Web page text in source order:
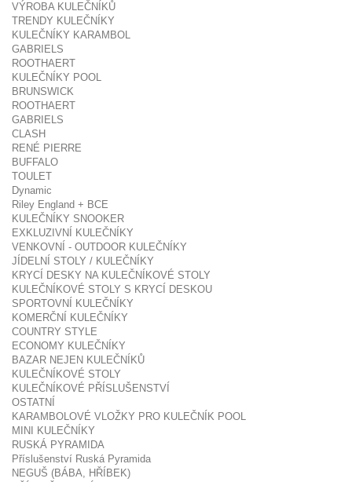
VÝROBA KULEČNÍKŮ
TRENDY KULEČNÍKY
KULEČNÍKY KARAMBOL
GABRIELS
ROOTHAERT
KULEČNÍKY POOL
BRUNSWICK
ROOTHAERT
GABRIELS
CLASH
RENÉ PIERRE
BUFFALO
TOULET
Dynamic
Riley England + BCE
KULEČNÍKY SNOOKER
EXKLUZIVNÍ KULEČNÍKY
VENKOVNÍ - OUTDOOR KULEČNÍKY
JÍDELNÍ STOLY / KULEČNÍKY
KRYCÍ DESKY NA KULEČNÍKOVÉ STOLY
KULEČNÍKOVÉ STOLY S KRYCÍ DESKOU
SPORTOVNÍ KULEČNÍKY
KOMERČNÍ KULEČNÍKY
COUNTRY STYLE
ECONOMY KULEČNÍKY
BAZAR NEJEN KULEČNÍKŮ
KULEČNÍKOVÉ STOLY
KULEČNÍKOVÉ PŘÍSLUŠENSTVÍ
OSTATNÍ
KARAMBOLOVÉ VLOŽKY PRO KULEČNÍK POOL
MINI KULEČNÍKY
RUSKÁ PYRAMIDA
Příslušenství Ruská Pyramida
NEGUŠ (BÁBA, HŘÍBEK)